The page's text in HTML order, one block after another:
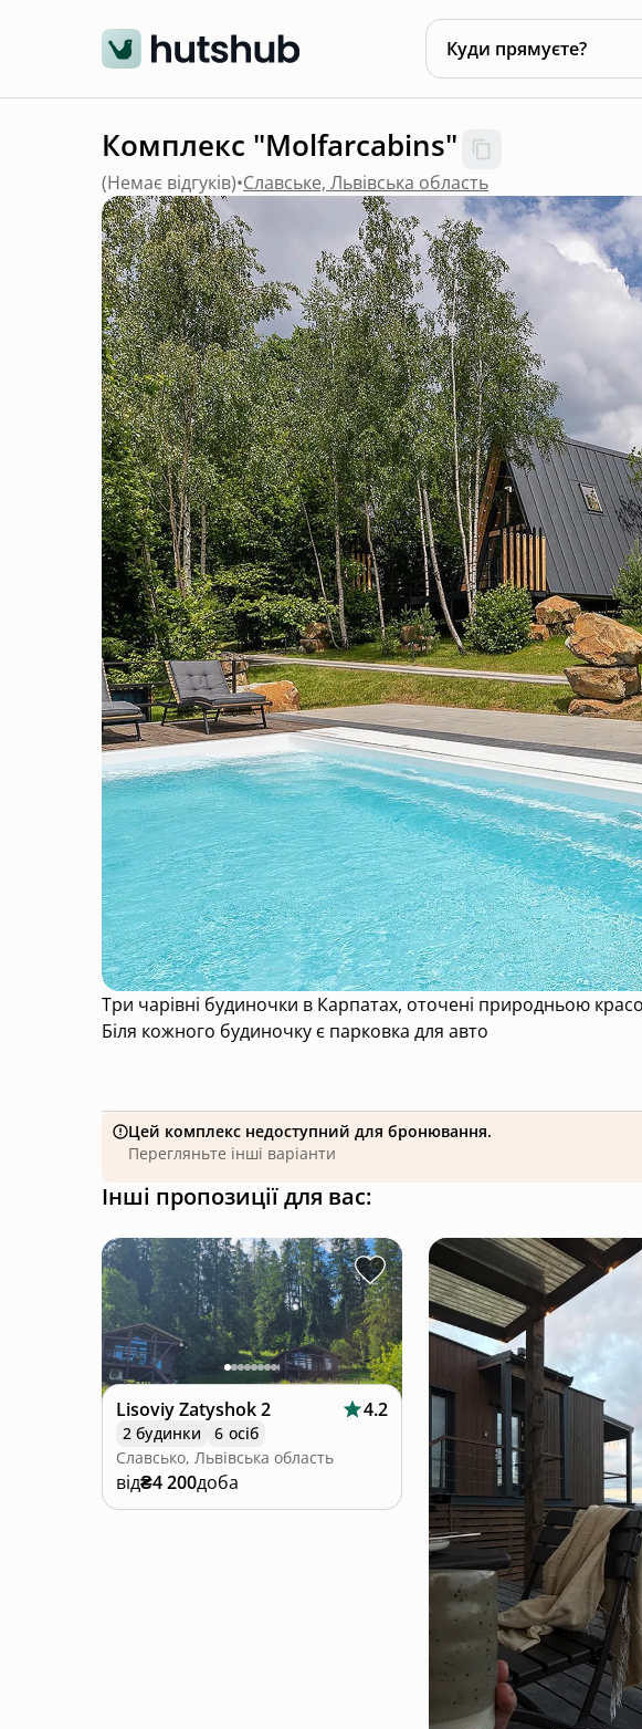
Куди прямуєте?
Комплекс "Molfarсabins"
(Немає відгуків)•Славське, Львівська область
Три чарівні будиночки в Карпатах, оточені природньою
Біля кожного будиночку є парковка для авто
Цей комплекс недоступний для бронювання.
Перегляньте інші варіанти
Інші пропозиції для вас:
Lisoviy Zatyshok 2 4.2
2 будинки
6 осіб
Славсько, Львівська область
від₴4 200доба